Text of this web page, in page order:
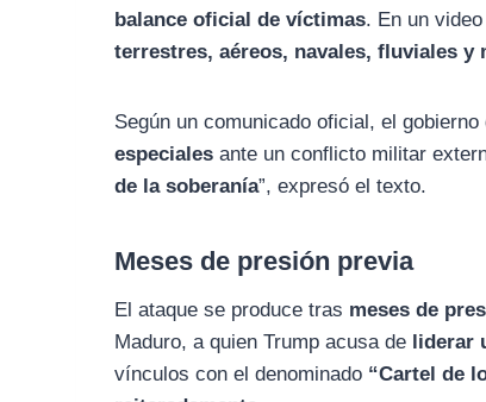
balance oficial de víctimas. En un
terrestres, aéreos, navales, fluviales y
Según un comunicado oficial, el gobierno
especiales ante un conflicto militar
de la soberanía”, expresó el texto.
Meses de presión previa
El ataque se produce tras meses de
Maduro, a quien Trump acusa de liderar
vínculos con el denominado “Cartel de